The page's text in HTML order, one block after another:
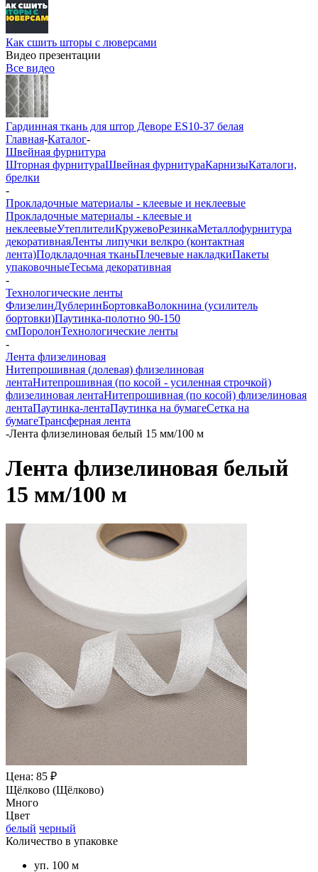
Как сшить шторы с люверсами
Видео презентации
Все видео
Гардинная ткань для штор Деворе ES10-37 белая
Главная-Каталог-
Швейная фурнитура
Шторная фурнитураШвейная фурнитураКарнизыКаталоги,
брелки
-
Прокладочные материалы - клеевые и неклеевые
Прокладочные материалы - клеевые и
неклеевыеУтеплителиКружевоРезинкаМеталлофурнитура
декоративнаяЛенты липучки велкро (контактная
лента)Подкладочная тканьПлечевые накладкиПакеты
упаковочныеТесьма декоративная
-
Технологические ленты
ФлизелинДублеринБортовкаВолокнина (усилитель
бортовки)Паутинка-полотно 90-150
смПоролонТехнологические ленты
-
Лента флизелиновая
Нитепрошивная (долевая) флизелиновая
лентаНитепрошивная (по косой - усиленная строчкой)
флизелиновая лентаНитепрошивная (по косой) флизелиновая
лентаПаутинка-лентаПаутинка на бумагеСетка на
бумагеТрансферная лента
-Лента флизелиновая белый 15 мм/100 м
Лента флизелиновая белый
15 мм/100 м
Цена: 85 ₽
Щёлково (Щёлково)
Много
Цвет
белый черный
Количество в упаковке
уп. 100 м